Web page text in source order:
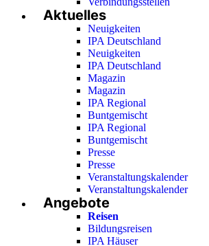
Aktuelles
Neuigkeiten
IPA Deutschland
Neuigkeiten
IPA Deutschland
Magazin
Magazin
IPA Regional
Buntgemischt
IPA Regional
Buntgemischt
Presse
Presse
Veranstaltungskalender
Veranstaltungskalender
Angebote
Reisen
Bildungsreisen
IPA Häuser